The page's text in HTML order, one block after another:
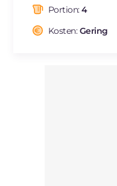
Portion:4
Kosten:Gering